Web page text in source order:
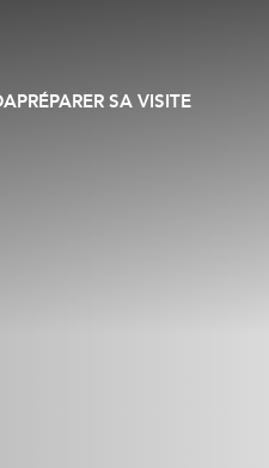
PRÉPARER SA VISITE